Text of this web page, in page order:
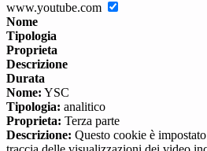
www.youtube.com
Nome
Tipologia
Proprieta
Descrizione
Durata
Nome: YSC
Tipologia: analitico
Proprieta: Terza parte
Descrizione: Questo cookie è